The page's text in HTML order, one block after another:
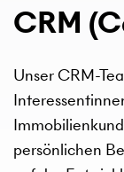
CRM
Unser CRM-
persönlichen